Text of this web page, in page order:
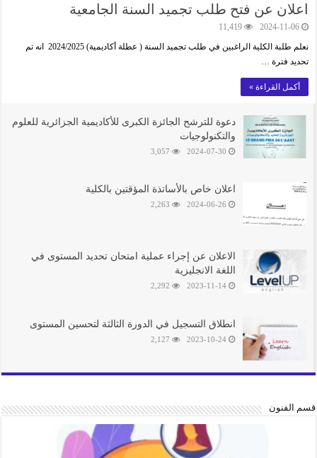
اعلان عن فتح طلب تجميد السنة الجامعية
2024-11-06
11,419
نعلم طلبة الكلية الراغبين في طلب تجميد السنة ( عطلة أكاديمية) 2024/2025 انه تم
تحديد فترة …
أكمل القراءة »
دعوة للترشح الجائزة الكبرى للأكاديمية الجزائرية للعلوم
والتكنولوجيات
2024-07-30
3,057
اعلان خاص باﻷساتذة المؤقتين بالكلية
2024-06-26
2,263
الاعلان عن إجراء عملية امتحان تحديد المستوى في
اللغة الانجليزية
2023-11-14
2,292
انطلاق التسجيل في الدورة الثالثة لتحسين المستوى
2023-10-24
2,127
قسم الفنون